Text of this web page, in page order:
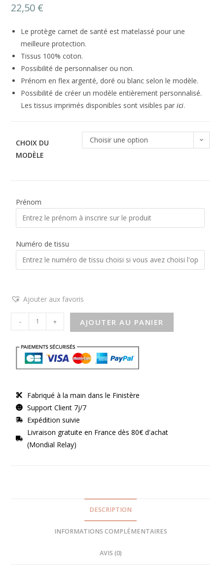
22,50 €
Le protège carnet de santé est matelassé pour une
meilleure protection.
Tissus 100% coton.
Possibilité de personnaliser ou non.
Prénom en flex argenté, doré ou blanc selon le modèle.
Possibilité de créer un modèle entièrement personnalisé.
Les tissus imprimés disponibles sont visibles parici.
CHOIX DU
MODÈLE
Choisir une option
Prénom
Numéro de tissu
Ajouter aux favoris
- + AJOUTER AU PANIER
Fabriqué à la main dans le Finistère
Support Client 7j/7
Expédition suivie
Livraison gratuite en France dès 80€ d'achat
(Mondial Relay)
DESCRIPTION
INFORMATIONS COMPLÉMENTAIRES
AVIS (0)